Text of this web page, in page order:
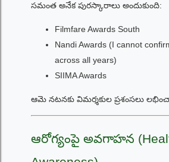
సమంత అనేక పురస్కారాలు అందుకుంది:
Filmfare Awards South
Nandi Awards (I cannot
across all years)
SIIMA Awards
ఆమె నటనకు విమర్శకుల ప్రశంసలు
ఆరోగ్యంపై అవగాహన